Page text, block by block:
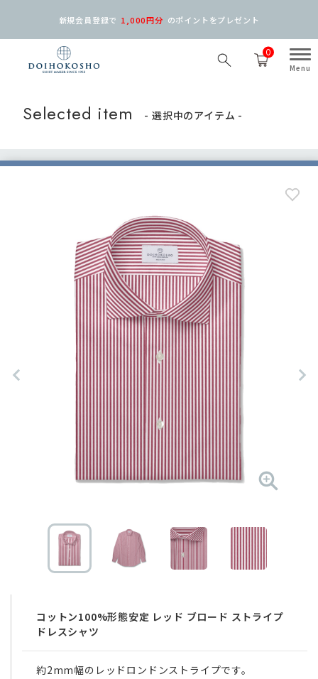
0
新規会員登録で 1,000円分 のポイントをプレゼント
Selected item - 選択中のアイテム -
コットン100%形態安定 レッド ブロード ストライプ
ドレスシャツ
約2mm幅のレッドロンドンストライプです。